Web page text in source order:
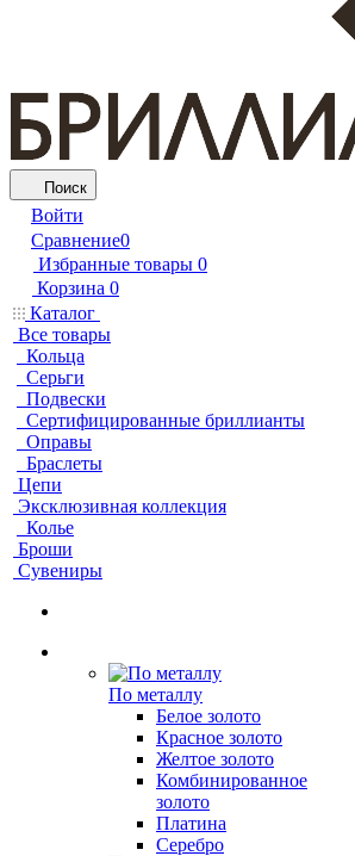
Поиск
Войти
Сравнение0
Избранные товары 0
Корзина 0
Каталог
Все товары
Кольца
Серьги
Подвески
Сертифицированные бриллианты
Оправы
Браслеты
Цепи
Эксклюзивная коллекция
Колье
Броши
Сувениры
По металлу
Белое золото
Красное золото
Желтое золото
Комбинированное
золото
Платина
Серебро